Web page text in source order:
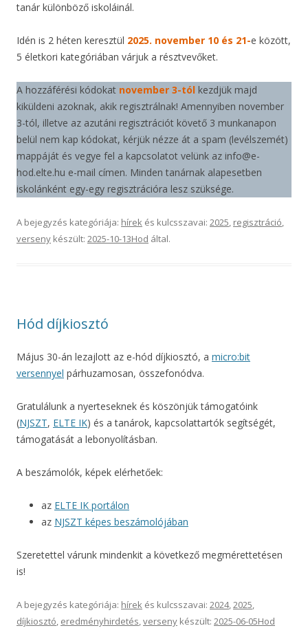
tanár különböző iskoláinál.
Idén is 2 héten keresztül 2025. november 10 és 21-e között,
5 életkori kategóriában várjuk a résztvevőket.
A hozzáférési kódokat november 3-tól kezdjük majd
kiküldeni azoknak, akik regisztrálnak! Amennyiben november
3-tól, illetve az azutáni regisztrációt követő 3 munkanapon
belül nem kap kódokat, kérjük nézze át a spam (levélszemét)
mappáját és vegye fel a kapcsolatot velünk az info@e-
hod.elte.hu e-mail címen. Minden tanárnak alapesetben
iskolánként egy-egy regisztrációra lesz szüksége.
A bejegyzés kategóriája: hírek és kulcsszavai: 2025, regisztráció,
verseny készült: 2025-10-13Hod által.
Hód díjkiosztó
Május 30-án lezajlott az e-hód díjkiosztó, a micro:bit
versennyel párhuzamosan, összefonódva.
Gratulálunk a nyerteseknek és köszönjük támogatóink
(NJSZT, ELTE IK) és a tanárok, kapcsolattartók segítségét,
támogatását a lebonyolításban.
A beszámolók, képek elérhetőek:
az ELTE IK portálon
az NJSZT képes beszámolójában
Szeretettel várunk mindenkit a következő megmérettetésen
is!
A bejegyzés kategóriája: hírek és kulcsszavai: 2024,2025,
díjkiosztó, eredményhirdetés,verseny készült: 2025-06-05Hod